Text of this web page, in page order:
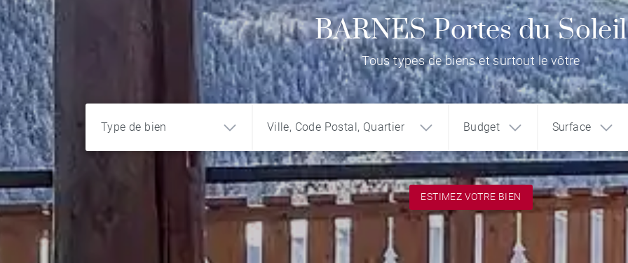
BARNES Portes du Soleil
Tous types de biens et surtout le vôtre
Type de bien
Terrain
Ville, Code Postal, Quartier Budget
€
Surface
1 2 3
ESTIMEZ VOTRE BIEN